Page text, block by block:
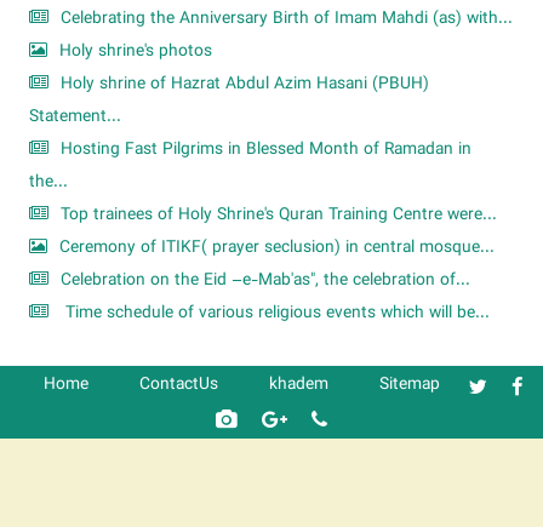
Celebrating the Anniversary Birth of Imam Mahdi (as) with...
Holy shrine's photos
Holy shrine of Hazrat Abdul Azim Hasani (PBUH)
Statement...
Hosting Fast Pilgrims in Blessed Month of Ramadan in
the...
Top trainees of Holy Shrine's Quran Training Centre were...
Ceremony of ITIKF( prayer seclusion) in central mosque...
Celebration on the Eid –e-Mab'as", the celebration of...
Time schedule of various religious events which will be...
Home ContactUs khadem Sitemap